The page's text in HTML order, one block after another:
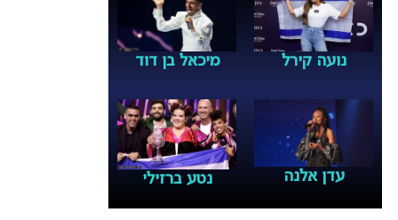
נועה קירל מיכאל בן דוד
עדן אלנה נטע ברזילי